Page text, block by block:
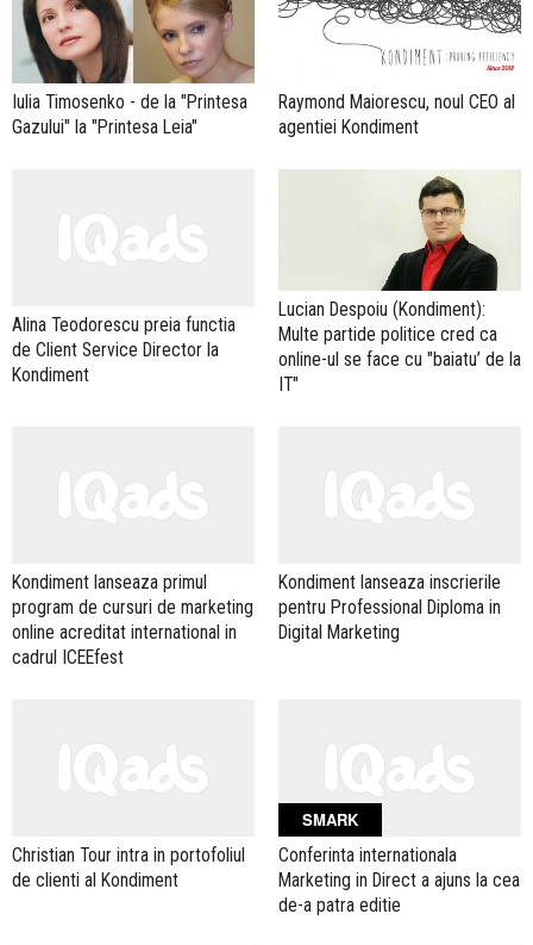
Iulia Timosenko - de la "Printesa
Gazului" la "Printesa Leia"
Raymond Maiorescu, noul CEO al
agentiei Kondiment
Alina Teodorescu preia functia
de Client Service Director la
Kondiment
Lucian Despoiu (Kondiment):
Multe partide politice cred ca
online-ul se face cu "baiatu’ de la
IT"
Kondiment lanseaza primul
program de cursuri de marketing
online acreditat international in
cadrul ICEEfest
Kondiment lanseaza inscrierile
pentru Professional Diploma in
Digital Marketing
Christian Tour intra in portofoliul
de clienti al Kondiment
SMARK
Conferinta internationala
Marketing in Direct a ajuns la cea
de-a patra editie